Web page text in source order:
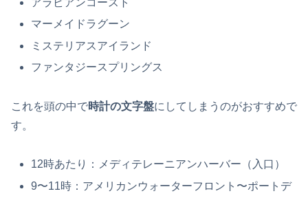
アラビアンコースト
マーメイドラグーン
ミステリアスアイランド
ファンタジースプリングス
これを頭の中で時計の文字盤にしてしまうのがおすすめで
す。
12時あたり：メディテレーニアンハーバー（入口）
9〜11時：アメリカンウォーターフロント〜ポートデ